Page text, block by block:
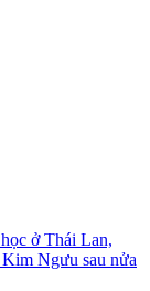
ở Thái Lan,
Ngưu sau nửa